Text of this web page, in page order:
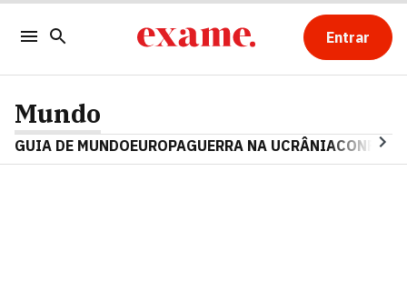
Entrar
Mundo
GUIA DE MUNDOEUROPAGUERRA NA UCRÂNIA